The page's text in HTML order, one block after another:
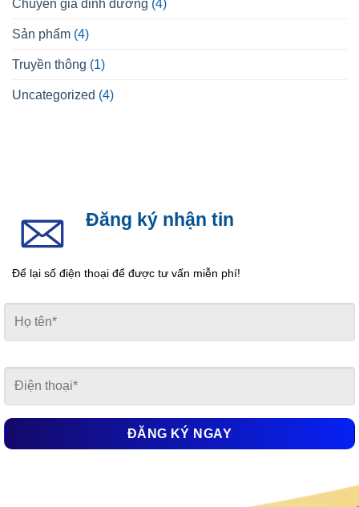
Chuyên gia dinh dưỡng (4)
Sản phẩm (4)
Truyền thông (1)
Uncategorized (4)
Đăng ký nhận tin
Để lại số điện thoại để được tư vấn miễn phí!